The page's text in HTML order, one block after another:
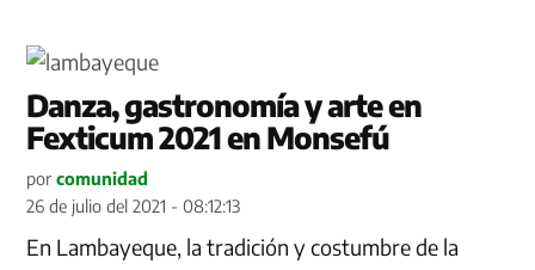
Danza, gastronomía y arte en
Fexticum 2021 en Monsefú
por comunidad
26 de julio del 2021 - 08:12:13
En Lambayeque, la tradición y costumbre de la